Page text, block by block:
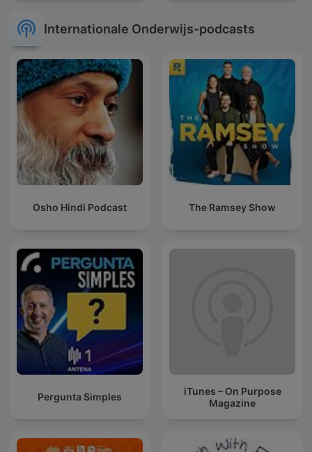
Internationale Onderwijs-podcasts
Osho Hindi Podcast The Ramsey Show
Pergunta Simples
iTunes – On Purpose
Magazine